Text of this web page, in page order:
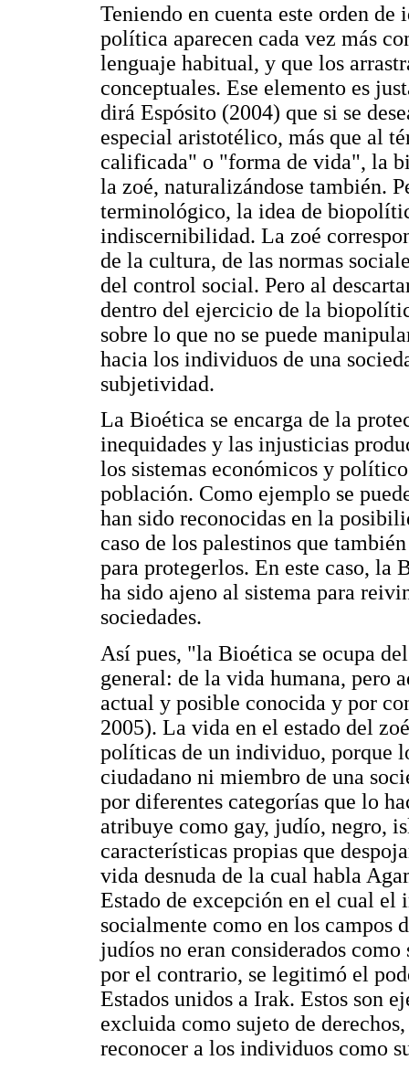
Teniendo en cuenta este orden
política aparecen cada vez más
lenguaje habitual, y que los
conceptuales. Ese elemento es
dirá Espósito (2004) que si se
especial aristotélico, más que al
calificada" o "forma de vida", la
la zoé, naturalizándose también.
terminológico, la idea de
indiscernibilidad. La zoé
de la cultura, de las normas
del control social. Pero al
dentro del ejercicio de la
sobre lo que no se puede
hacia los individuos de una
subjetividad.
La Bioética se encarga de la
inequidades y las injusticias
los sistemas económicos y
población. Como ejemplo se
han sido reconocidas en la
caso de los palestinos que
para protegerlos. En este caso, la
ha sido ajeno al sistema para
sociedades.
Así pues, "la Bioética se ocupa
general: de la vida humana, pero
actual y posible conocida y por
2005). La vida en el estado del
políticas de un individuo, porque
ciudadano ni miembro de una
por diferentes categorías que lo
atribuye como gay, judío, negro,
características propias que
vida desnuda de la cual habla
Estado de excepción en el cual el
socialmente como en los campos
judíos no eran considerados como
por el contrario, se legitimó el
Estados unidos a Irak. Estos son
excluida como sujeto de
reconocer a los individuos como